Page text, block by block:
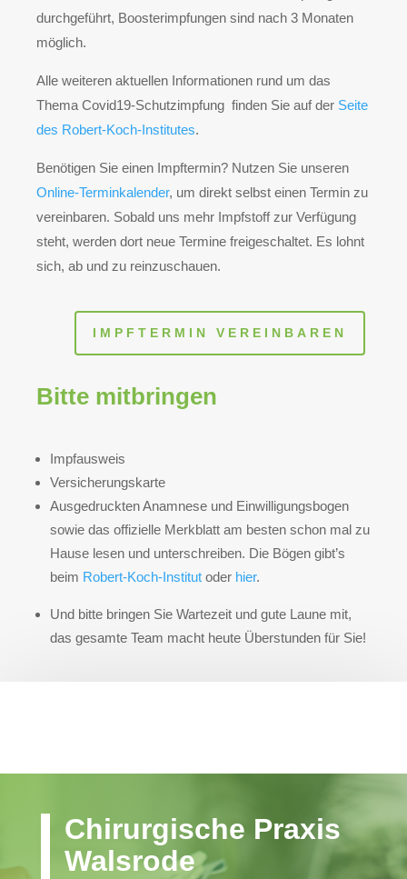
durchgeführt, Boosterimpfungen sind nach 3 Monaten
möglich.
Alle weiteren aktuellen Informationen rund um das
Thema Covid19-Schutzimpfung finden Sie auf der Seite
des Robert-Koch-Institutes.
Benötigen Sie einen Impftermin? Nutzen Sie unseren
Online-Terminkalender, um direkt selbst einen Termin zu
vereinbaren. Sobald uns mehr Impfstoff zur Verfügung
steht, werden dort neue Termine freigeschaltet. Es lohnt
sich, ab und zu reinzuschauen.
IMPFTERMIN VEREINBAREN
Bitte mitbringen
Impfausweis
Versicherungskarte
Ausgedruckten Anamnese und Einwilligungsbogen
sowie das offizielle Merkblatt am besten schon mal zu
Hause lesen und unterschreiben. Die Bögen gibt’s
beim Robert-Koch-Institut oder hier.
Und bitte bringen Sie Wartezeit und gute Laune mit,
das gesamte Team macht heute Überstunden für Sie!
Chirurgische Praxis
Walsrode